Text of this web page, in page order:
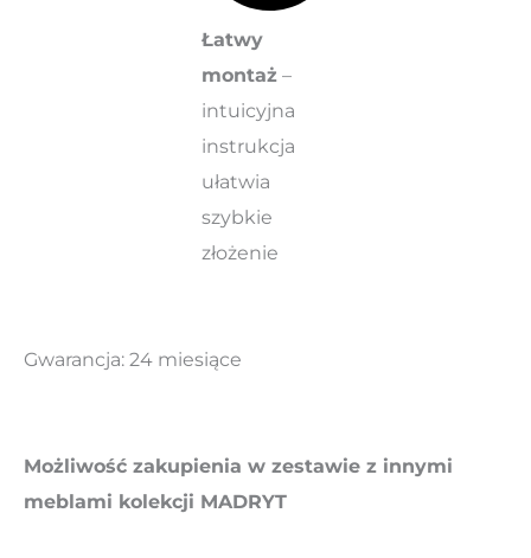
Łatwy
montaż –
intuicyjna
instrukcja
ułatwia
szybkie
złożenie
Gwarancja: 24 miesiące
Możliwość zakupienia w zestawie z innymi
meblami kolekcji MADRYT